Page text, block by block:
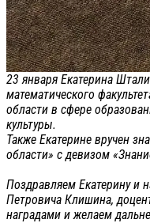
23 января Екатерина
математического
области в сфере
культуры.
Также Екатерине вручен
области» с девизом
Поздравляем Екатерину и
Петровича Клишина,
наградами и желаем